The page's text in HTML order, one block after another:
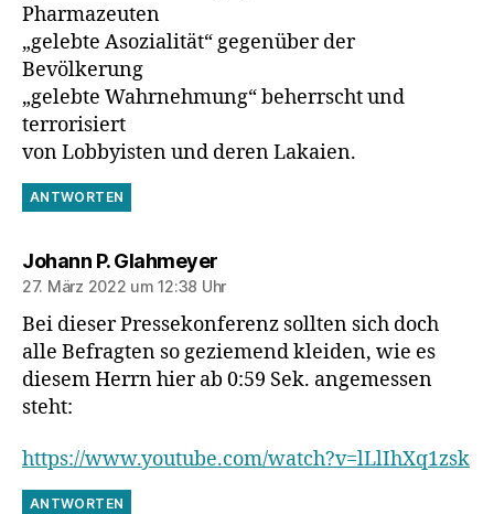
Pharmazeuten
„gelebte Asozialität“ gegenüber der
Bevölkerung
„gelebte Wahrnehmung“ beherrscht und
terrorisiert
von Lobbyisten und deren Lakaien.
ANTWORTEN
Johann P. Glahmeyersagt:
27. März 2022 um 12:38 Uhr
Bei dieser Pressekonferenz sollten sich doch
alle Befragten so geziemend kleiden, wie es
diesem Herrn hier ab 0:59 Sek. angemessen
steht:
https://www.youtube.com/watch?v=lLlIhXq1zsk
ANTWORTEN